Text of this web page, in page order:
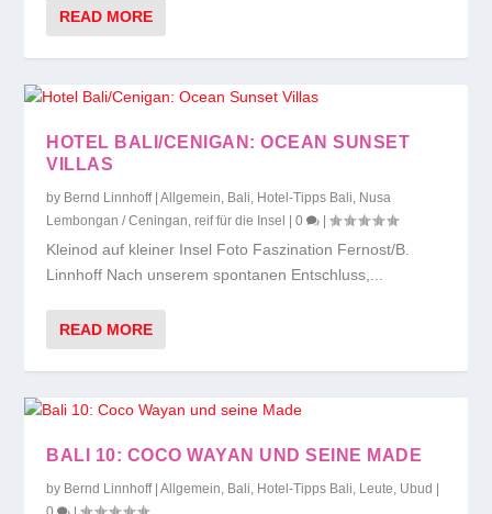
READ MORE
HOTEL BALI/CENIGAN: OCEAN SUNSET
VILLAS
by Bernd Linnhoff|Allgemein, Bali, Hotel-Tipps Bali, Nusa
Lembongan / Ceningan,reif für die Insel |0 |
Kleinod auf kleiner Insel Foto Faszination Fernost/B.
Linnhoff Nach unserem spontanen Entschluss,...
READ MORE
BALI 10: COCO WAYAN UND SEINE MADE
by Bernd Linnhoff|Allgemein, Bali, Hotel-Tipps Bali, Leute, Ubud